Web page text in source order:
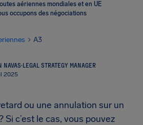
aériennes mondiales et en UE
occupons des négociations
A3
NAVAS·LEGAL STRATEGY MANAGER
2025
ou une annulation sur un
Si c’est le cas, vous pouvez